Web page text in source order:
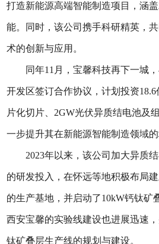
打造新能源高端智能制造项目，涵
能。同时，该公司携手科研精英，
术的创新与应用。
同年11月，宝馨科技再下一城
开发区签订合作协议，计划投资
片化切片、2GW光伏异质结电池及
一步提升其在新能源智能制造领域的
2023年以来，该公司加大异质
的研发投入，在怀远等地积极布局
的生产基地，并启动了10kW钙钛矿
西安宝馨的实验线建设也进展迅速
钛矿叠层生产线的规划与建设。